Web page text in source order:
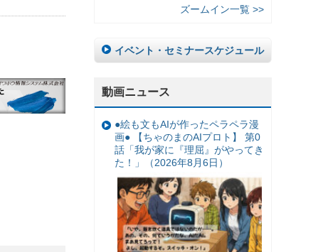
ズームイン一覧 >>
イベント・セミナースケジュール
動画ニュース
●絵も文もAIが作ったペラペラ漫
画● 【ちゃのまのAIプロト】 第0
話「我が家に『理屈』がやってき
た！」（2026年8月6日）